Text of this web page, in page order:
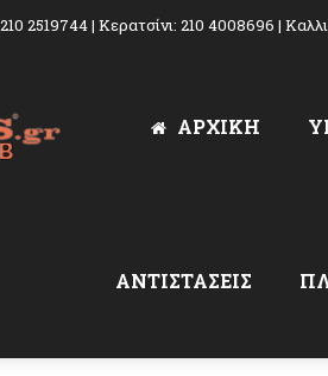
2519744 | Κερατσίνι: 210 4008696 |
ΑΡΧΙΚΉ
ΑΝΤΙΣΤΑΣΕΙΣ